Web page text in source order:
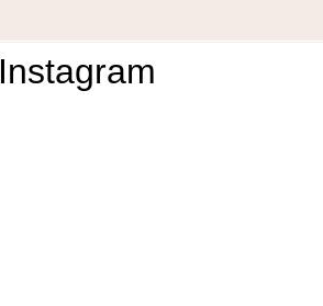
Instagram